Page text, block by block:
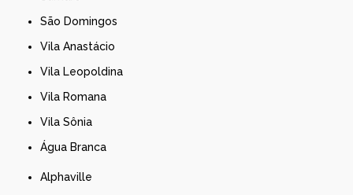
São Domingos
Vila Anastácio
Vila Leopoldina
Vila Romana
Vila Sônia
Água Branca
Alphaville